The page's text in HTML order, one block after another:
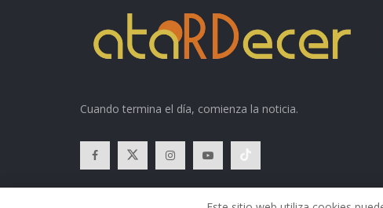
Cuando termina el día, comienza la noticia.